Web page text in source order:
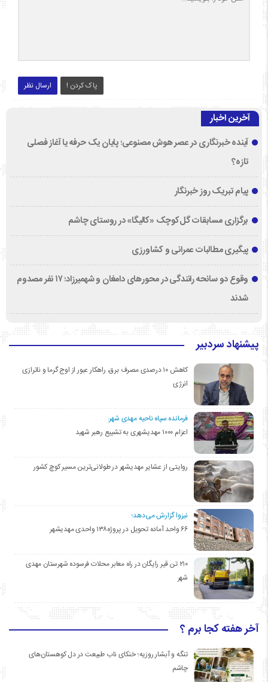
ارسال نظر پاک کردن !
آخرین اخبار
آینده خبرنگاری در عصر هوش مصنوعی؛ پایان یک حرفه یا آغاز فصلی
تازه؟
پیام تبریک روز خبرنگار
برگزاری مسابقات گل‌کوچک «کالیگا» در روستای چاشم
پیگیری مطالبات عمرانی و کشاورزی
وقوع دو سانحه رانندگی در محورهای دامغان و شهمیرزاد؛ ۱۷ نفر مصدوم
شدند
پیشنهاد سردبیر
کاهش ۱۰ درصدی مصرف برق، راهکار عبور از اوج گرما و ناترازی
انرژی
فرمانده سپاه ناحیه مهدی شهر:
اعزام ۱۰۰۰ مهدیشهری به تشییع رهبر شهید
روایتی از عشایر مهدیشهر در طولانی‌ترین مسیر کوچ کشور
نیزوا گزارش می‌دهد؛
۶۶ واحد آماده تحویل در پروژه۱۳۸ واحدی مهدیشهر
۲۱۰ تن قیر رایگان در راه معابر محلات فرسوده شهرستان مهدی
شهر
آخر هفته کجا برم ؟
تنگه و آبشار روزیه؛ خنکای ناب طبیعت در دل کوهستان‌های
چاشم